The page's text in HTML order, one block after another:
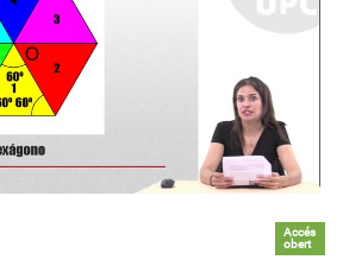
Accés
obert